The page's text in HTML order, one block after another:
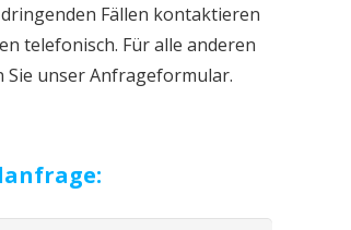
Fällen kontaktieren
telefonisch. Für alle anderen
Sie unser Anfrageformular.